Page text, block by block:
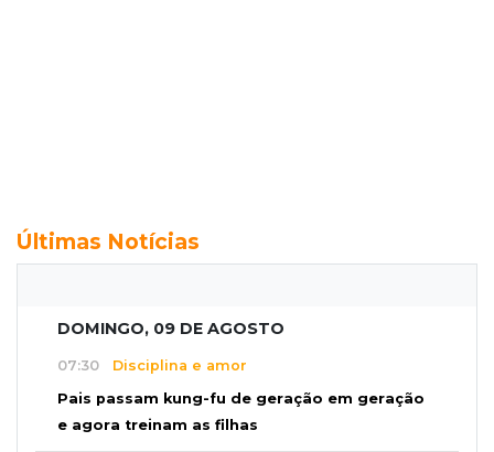
Últimas Notícias
DOMINGO, 09 DE AGOSTO
07:30 Disciplina e amor
Pais passam kung-fu de geração em geração
e agora treinam as filhas